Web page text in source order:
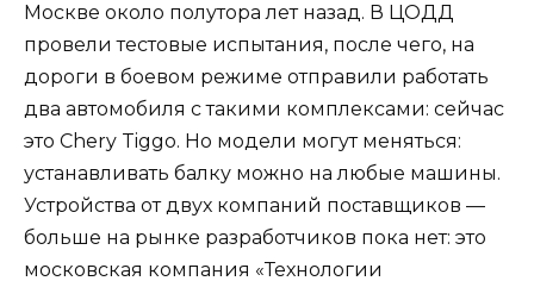
Москве около полутора лет назад. В ЦОДД
провели тестовые испытания, после чего, на
дороги в боевом режиме отправили работать
два автомобиля с такими комплексами: сейчас
это Chery Tiggo. Но модели могут меняться:
устанавливать балку можно на любые машины.
Устройства от двух компаний поставщиков —
больше на рынке разработчиков пока нет: это
московская компания «Технологии